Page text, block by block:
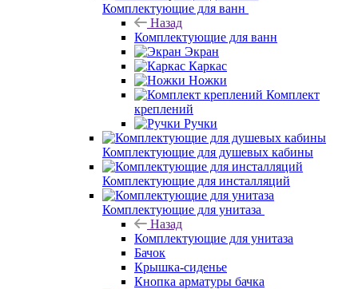
Комплектующие для ванн
Назад
Комплектующие для ванн
Экран
Каркас
Ножки
Комплект
креплений
Ручки
Комплектующие для душевых кабины
Комплектующие для инсталляций
Комплектующие для унитаза
Назад
Комплектующие для унитаза
Бачок
Крышка-сиденье
Кнопка арматуры бачка